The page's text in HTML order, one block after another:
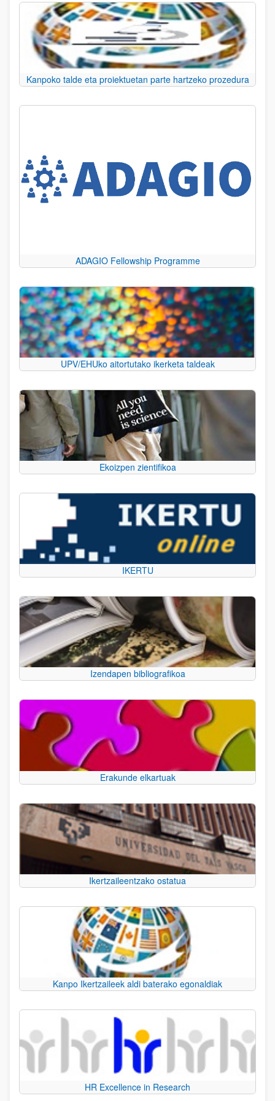
Kanpoko talde eta proiektuetan parte hartzeko prozedura
ADAGIO Fellowship Programme
UPV/EHUko aitortutako ikerketa taldeak
Ekoizpen zientifikoa
IKERTU
Izendapen bibliografikoa
Erakunde elkartuak
Ikertzaileentzako ostatua
Kanpo Ikertzaileek aldi baterako egonaldiak
HR Excellence in Research